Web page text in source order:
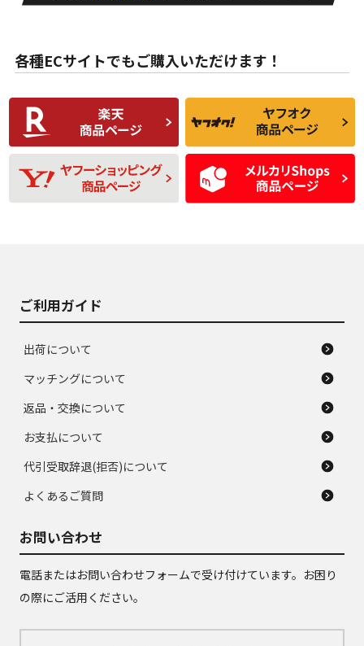
な中古品
んどない中古品
C
比較的きれいな中古
品
C
られるが、使用に問
題のない中古品
D
使用感や目立つ傷が
あり、一般的な中古
品
D
残り溝も少なく、偏
磨耗がみられ、短期
間使用できるくらい
の中古品
各種ECサイトでもご購入いただけます！
ご利用ガイド
出荷について
マッチングについて
返品・交換について
お支払について
代引受取辞退(拒否)について
よくあるご質問
お問い合わせ
電話またはお問い合わせフォームで受け付けています。お困り
の際にご活用ください。